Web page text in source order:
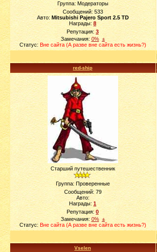
Группа: Модераторы
Сообщений: 533
Авто: Mitsubishi Pajero Sport 2.5 TD
Награды: 8
Репутация: 3
Замечания: 0% ±
Статус: Вне сайта (А разве вне сайта есть жизнь?)
red-ship
Старший путешественник
Группа: Проверенные
Сообщений: 79
Авто:
Награды: 1
Репутация:0
Замечания: 0% ±
Статус:Вне сайта (А разве вне сайта есть жизнь?)
Vselen